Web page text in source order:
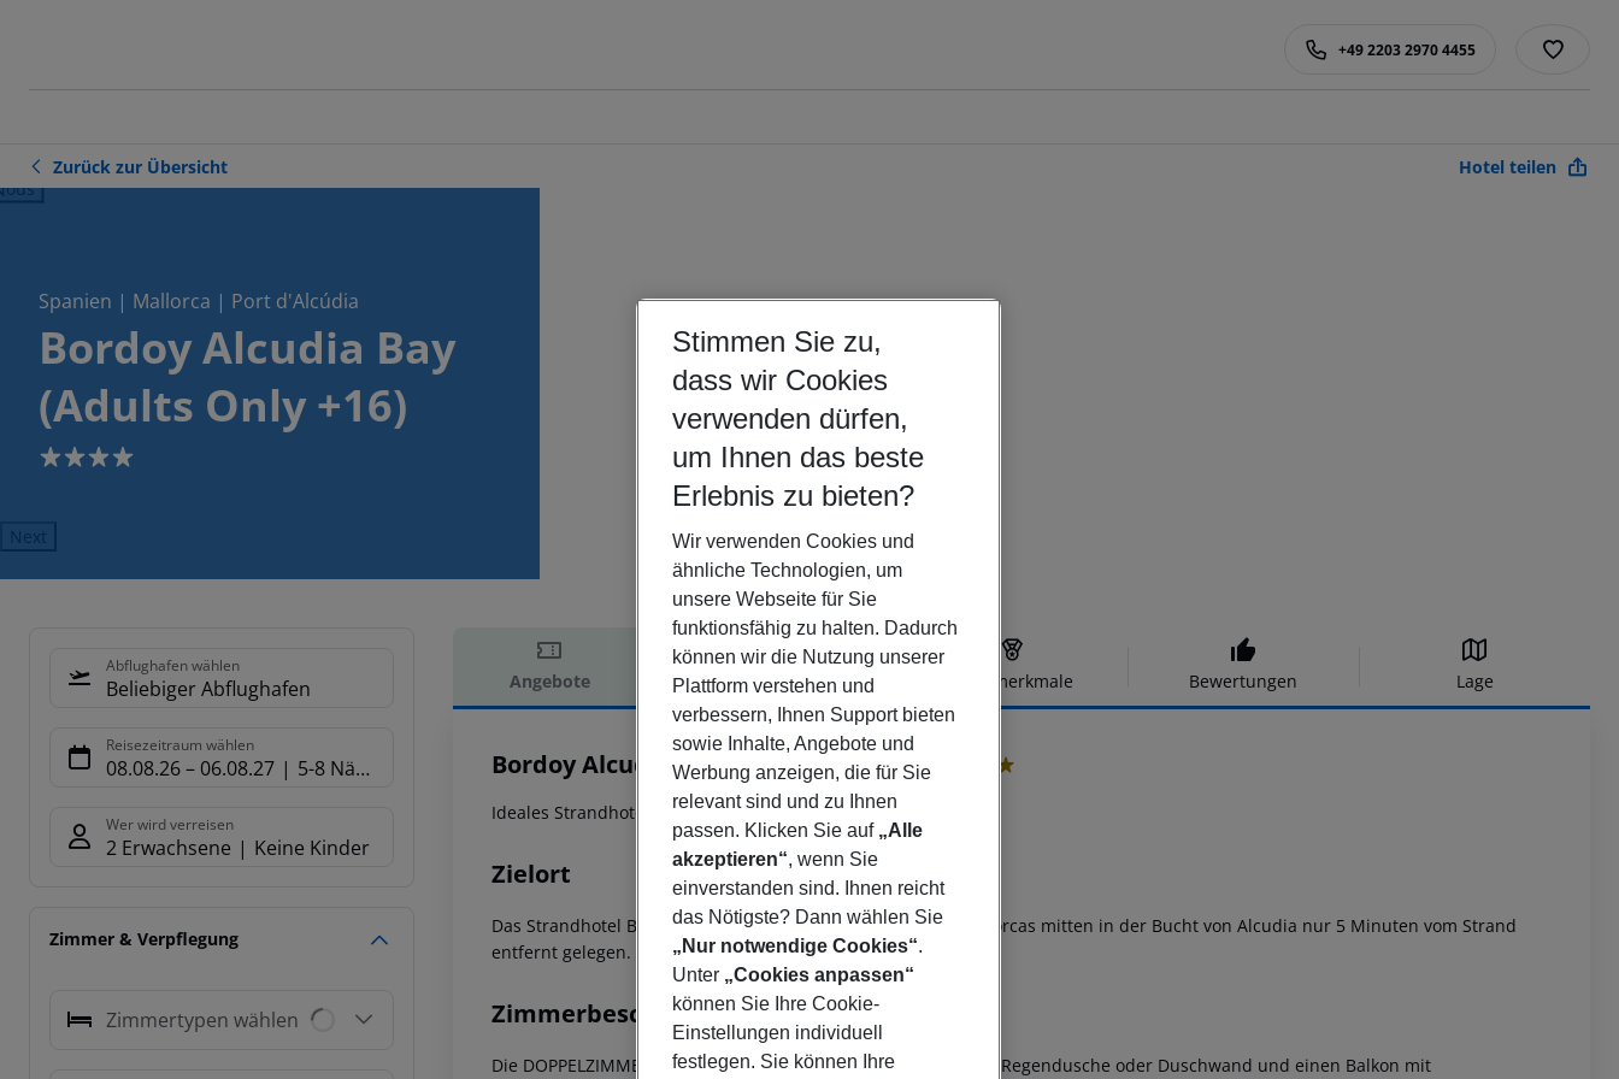
+49 2203 2970 4455
Zurück zur Übersicht Hotel teilen
Spanien | Mallorca | Port d'Alcúdia
Bordoy Alcudia Bay
(Adults Only +16)
4
Next
Abflughafen wählen
Beliebiger Abflughafen
Reisezeitraum wählen
08.08.26– 06.08.27 5-8 Nächte
Wer wird verreisen
2 Erwachsene Keine Kinder
Zimmer & Verpflegung
Zimmertypen wählen
Angebote Hotelbeschreibung Hotelmerkmale Bewertungen Lage
Hotelbeschreibung
Bordoy Alcudia Bay (Adults Only +16)
Ideales Strandhotel für Erwachsene und Pärchen!
Zielort
Das Strandhotel Bordoy Alcudia Bay ist an der Nordküste Mallorcas mitten in der Bucht von Alcudia nur 5 Minuten vom Strand
entfernt gelegen.
Zimmerbeschreibung
Die DOPPELZIMMER (DOUBLE) mit ca. 18 m² haben ein Bad mit Regendusche oder Duschwand und einen Balkon mit
Stimmen Sie zu,
dass wir Cookies
verwenden dürfen,
um Ihnen das beste
Erlebnis zu bieten?
Wir verwenden Cookies und
ähnliche Technologien, um
unsere Webseite für Sie
funktionsfähig zu halten. Dadurch
können wir die Nutzung unserer
Plattform verstehen und
verbessern, Ihnen Support bieten
sowie Inhalte, Angebote und
Werbung anzeigen, die für Sie
relevant sind und zu Ihnen
passen. Klicken Sie auf „Alle
akzeptieren“, wenn Sie
einverstanden sind. Ihnen reicht
das Nötigste? Dann wählen Sie
„Nur notwendige Cookies“.
Unter „Cookies anpassen“
können Sie Ihre Cookie-
Einstellungen individuell
festlegen. Sie können Ihre